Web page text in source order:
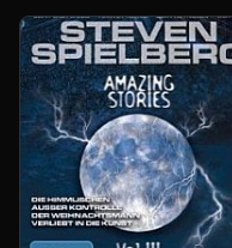
den der Opa gar nicht
so gut findet. Vor vielen
Jahren ist hier nämlich
et